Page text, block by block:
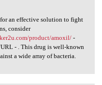
an effective solution to fight
consider
product/amoxil/-
- . This drug is well-known
a wide array of bacteria.